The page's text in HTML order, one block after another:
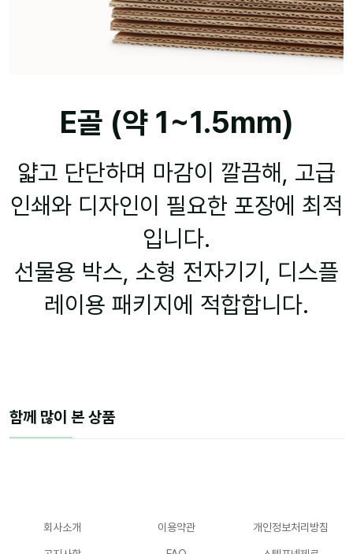
E골 (약 1~1.5mm)
얇고 단단하며 마감이 깔끔해, 고급
인쇄와 디자인이 필요한 포장에 최적
입니다.
선물용 박스, 소형 전자기기, 디스플
레이용 패키지에 적합합니다.
함께 많이 본 상품
회사소개 이용약관 개인정보처리방침